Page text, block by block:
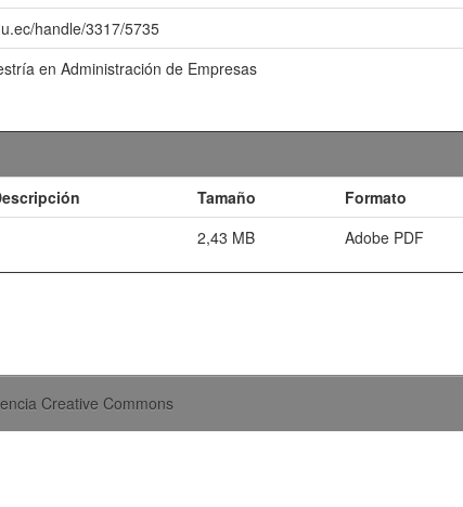
handle/3317/5735
en Administración de Empresas
Tamaño
Formato
2,43 MB Adobe PDF
Creative Commons